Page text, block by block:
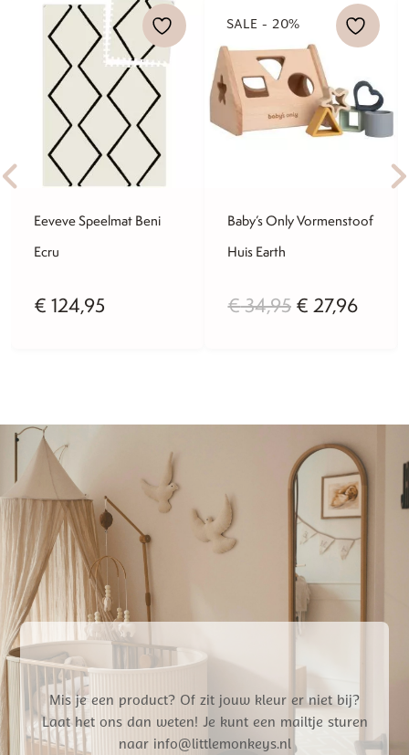
Eeveve Speelmat Beni
Ecru
€ 124,95
SALE - 20%
Baby’s Only Vormenstoof
Huis Earth
€34,95
€ 34,95.
€ 27,96
€
Mis je een product? Of zit jouw kleur er niet bij?
Laat het ons dan weten! Je kunt een mailtje sturen
naar info@littlemonkeys.nl